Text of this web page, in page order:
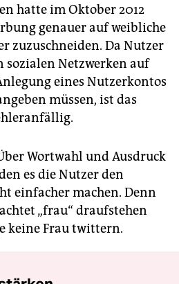
hatte im Oktober 2012
genauer auf weibliche
zuzuschneiden. Da Nutzer
sozialen Netzwerken auf
eines Nutzerkontos
müssen, ist das
Wortwahl und Ausdruck
es die Nutzer den
einfacher machen. Denn
„frau“ draufstehen
keine Frau twittern.